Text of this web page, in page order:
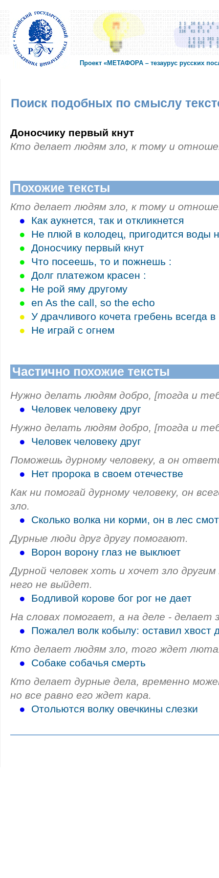
Проект «МЕТАФОРА – тезаурус русских
Поиск подобных по смыслу
Доносчику первый кнут
Кто делает людям зло, к тому и
Похожие тексты
Кто делает людям зло, к тому и
●
Как аукнется, так и откликнется
●
Не плюй в колодец, пригодится воды
●
Доносчику первый кнут
●
Что посеешь, то и пожнешь :
●
Долг платежом красен :
●
Не рой яму другому
●
en As the call, so the echo
●
У драчливого кочета гребень всегда в
●
Не играй с огнем
Частично похожие тексты
Нужно делать людям добро, [тогда и
●
Человек человеку друг
Нужно делать людям добро, [тогда и
●
Человек человеку друг
Поможешь дурному человеку, а он
●
Нет пророка в своем отечестве
Как ни помогай дурному человеку, он
зло.
●
Сколько волка ни корми, он в лес
Дурные люди друг другу помогают.
●
Ворон ворону глаз не выклюет
Дурной человек хоть и хочет зло
него не выйдет.
●
Бодливой корове бог рог не дает
На словах помогает, а на деле - делает
●
Пожалел волк кобылу: оставил хвост
Кто делает людям зло, того ждет
●
Собаке собачья смерть
Кто делает дурные дела, временно
но все равно его ждет кара.
●
Отольются волку овечкины слезки